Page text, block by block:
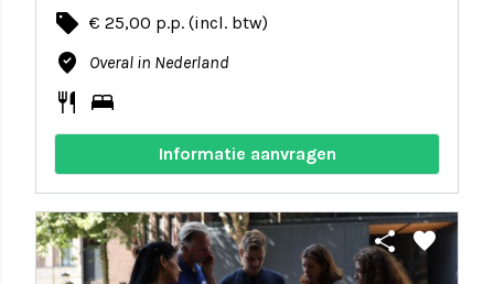
local_offer € 25,00 p.p. (incl. btw)
where_to_vote Overal in Nederland
restaurant bed
Informatie aanvragen
share favorite